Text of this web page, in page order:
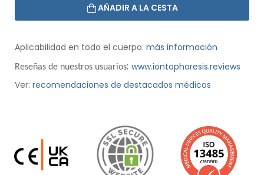
AÑADIR A LA CESTA
Aplicabilidad en todo el cuerpo: más información
Reseñas de nuestros usuarios: www.iontophoresis.reviews
Ver: recomendaciones de destacados médicos